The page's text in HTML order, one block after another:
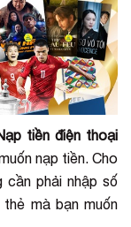
tiền điện thoại
nạp tiền. Cho
phải nhập số
mà bạn muốn